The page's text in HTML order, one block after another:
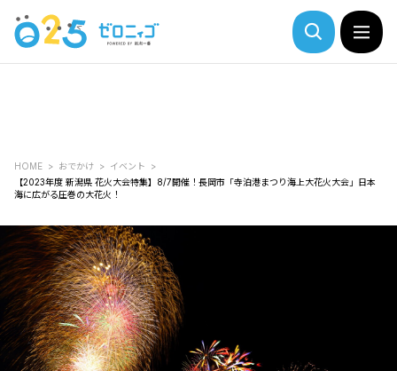
HOME おでかけ
イベント
【2023年度 新潟県 花火大会特集】8/7開催！長岡市「寺泊港まつり海上大花火大会」日本
海に広がる圧巻の大花火！